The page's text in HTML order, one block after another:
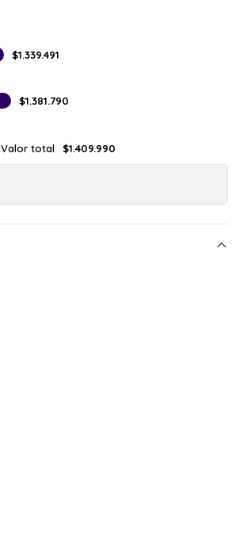
$1.339.491
$1.381.790
Valor total $1.409.990